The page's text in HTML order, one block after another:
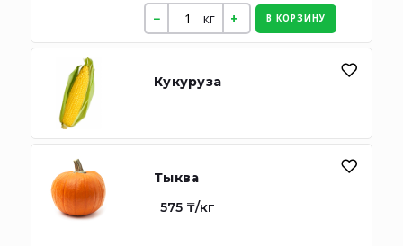
кг В КОРЗИНУ
Кукуруза
Тыква
575 ₸/кг